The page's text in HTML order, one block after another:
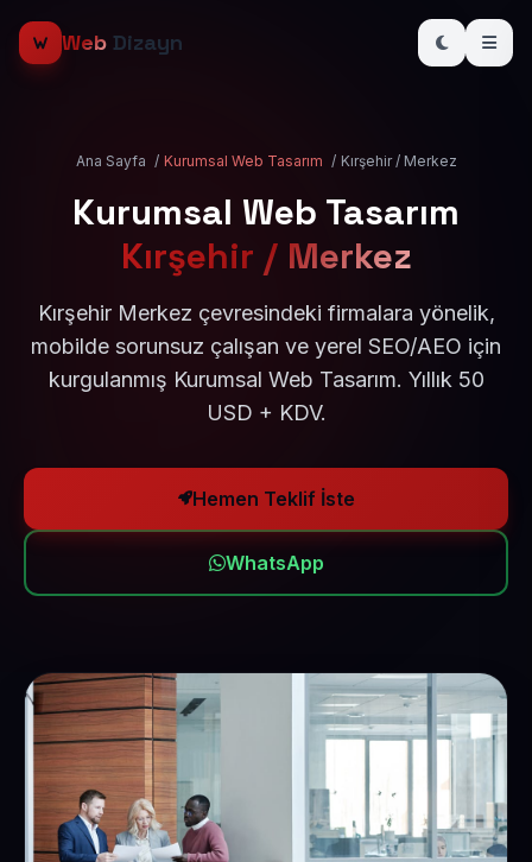
Web Dizayn
Ana Sayfa / Kurumsal Web Tasarım / Kırşehir / Merkez
Kurumsal Web Tasarım
Kırşehir / Merkez
Kırşehir Merkez çevresindeki firmalara yönelik,
mobilde sorunsuz çalışan ve yerel SEO/AEO için
kurgulanmış Kurumsal Web Tasarım. Yıllık 50
USD + KDV.
Hemen Teklif İste
WhatsApp